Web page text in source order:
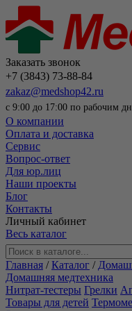
Заказать звонок
+7 (3843) 73-88-84
zakaz@medshop42.ru
с 9:00 до 17:00 по рабочим
О компании
Оплата и доставка
Сервис
Вопрос-ответ
Для юр.лиц
Наши проекты
Блог
Контакты
Личный кабинет
Весь каталог
Главная /Каталог /
Домашняя медтехника
Нитрат-тестеры Грелки
Товары для детей